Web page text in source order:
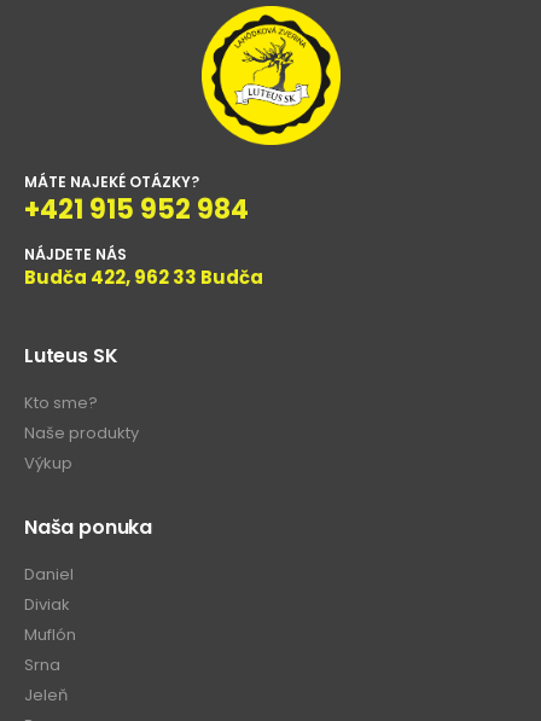
MÁTE NAJEKÉ OTÁZKY?
+421 915 952 984
NÁJDETE NÁS
Budča 422, 962 33 Budča
Luteus SK
Kto sme?
Naše produkty
Výkup
Naša ponuka
Daniel
Diviak
Muflón
Srna
Jeleň